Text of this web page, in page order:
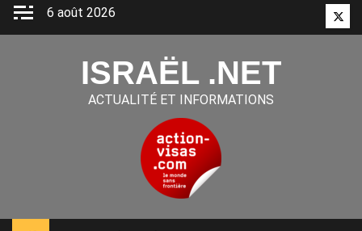
Aller
6 août 2026
ISRAËL .NET
ACTUALITÉ ET INFORMATIONS